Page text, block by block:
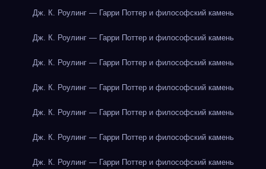
Дж. К. Роулинг — Гарри Поттер и философский камень
Дж. К. Роулинг — Гарри Поттер и философский камень
Дж. К. Роулинг — Гарри Поттер и философский камень
Дж. К. Роулинг — Гарри Поттер и философский камень
Дж. К. Роулинг — Гарри Поттер и философский камень
Дж. К. Роулинг — Гарри Поттер и философский камень
Дж. К. Роулинг — Гарри Поттер и философский камень